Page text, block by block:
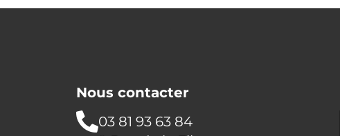
Nous contacter
03 81 93 63 84